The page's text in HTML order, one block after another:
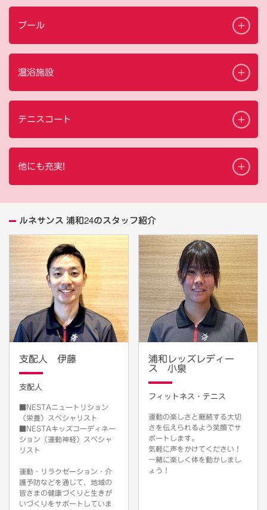
プール
温浴施設
テニスコート
他にも充実!
ルネサンス 浦和24のスタッフ紹介
支配人 伊藤
支配人
■NESTAニュートリション
（栄養）スペシャリスト
■NESTAキッズコーディネー
ション（運動神経）スペシャ
リスト
運動・リラクゼーション・介
護予防などを通じて、地域の
皆さまの健康づくりと生きが
いづくりをサポートしていま
浦和レッズレディー
ス 小泉
フィットネス・テニス
運動の楽しさと継続する大切
さを伝えられるよう笑顔でサ
ポートします。
気軽に声をかけてください！
一緒に楽しく体を動かしまし
ょう！